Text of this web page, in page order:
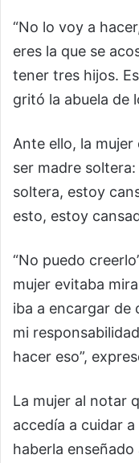
“No lo voy a
eres la que se
tener tres hijos.
gritó la abuela de
Ante ello, la
ser madre
soltera, estoy
esto, estoy
“No puedo
mujer evitaba
iba a encargar de
mi
hacer eso”,
La mujer al notar
accedía a cuidar
haberla enseñado